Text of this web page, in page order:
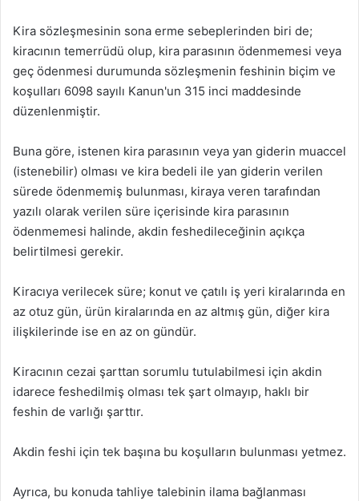
Kira sözleşmesinin sona erme sebeplerinden biri de;
kiracının temerrüdü olup, kira parasının ödenmemesi veya
geç ödenmesi durumunda sözleşmenin feshinin biçim ve
koşulları 6098 sayılı Kanun'un 315 inci maddesinde
düzenlenmiştir.
Buna göre, istenen kira parasının veya yan giderin muaccel
(istenebilir) olması ve kira bedeli ile yan giderin verilen
sürede ödenmemiş bulunması, kiraya veren tarafından
yazılı olarak verilen süre içerisinde kira parasının
ödenmemesi halinde, akdin feshedileceğinin açıkça
belirtilmesi gerekir.
Kiracıya verilecek süre; konut ve çatılı iş yeri kiralarında en
az otuz gün, ürün kiralarında en az altmış gün, diğer kira
ilişkilerinde ise en az on gündür.
Kiracının cezai şarttan sorumlu tutulabilmesi için akdin
idarece feshedilmiş olması tek şart olmayıp, haklı bir
feshin de varlığı şarttır.
Akdin feshi için tek başına bu koşulların bulunması yetmez.
Ayrıca, bu konuda tahliye talebinin ilama bağlanması